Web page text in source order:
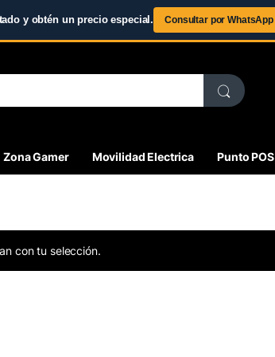
y obtén un precio especial. Consultar por WhatsApp
Zona Gamer Movilidad Electrica Punto POS
con tu selección.